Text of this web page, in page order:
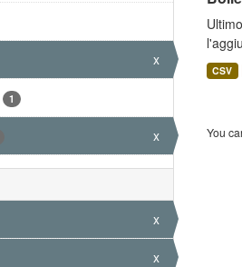
x
1
x
x
x
CSV
You